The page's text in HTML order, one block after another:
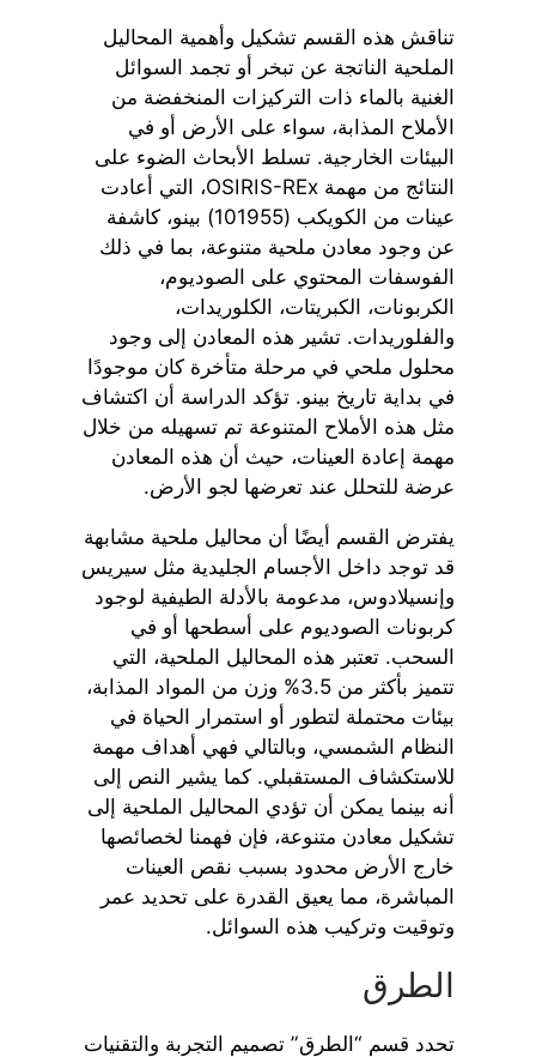
تناقش هذه القسم تشكيل وأهمية المحاليل
الملحية الناتجة عن تبخر أو تجمد السوائل
الغنية بالماء ذات التركيزات المنخفضة من
الأملاح المذابة، سواء على الأرض أو في
البيئات الخارجية. تسلط الأبحاث الضوء على
النتائج من مهمة OSIRIS-REx، التي أعادت
عينات من الكويكب (101955) بينو، كاشفة
عن وجود معادن ملحية متنوعة، بما في ذلك
الفوسفات المحتوي على الصوديوم،
الكربونات، الكبريتات، الكلوريدات،
والفلوريدات. تشير هذه المعادن إلى وجود
محلول ملحي في مرحلة متأخرة كان موجودًا
في بداية تاريخ بينو. تؤكد الدراسة أن اكتشاف
مثل هذه الأملاح المتنوعة تم تسهيله من خلال
مهمة إعادة العينات، حيث أن هذه المعادن
عرضة للتحلل عند تعرضها لجو الأرض.
يفترض القسم أيضًا أن محاليل ملحية مشابهة
قد توجد داخل الأجسام الجليدية مثل سيريس
وإنسيلادوس، مدعومة بالأدلة الطيفية لوجود
كربونات الصوديوم على أسطحها أو في
السحب. تعتبر هذه المحاليل الملحية، التي
تتميز بأكثر من 3.5% وزن من المواد المذابة،
بيئات محتملة لتطور أو استمرار الحياة في
النظام الشمسي، وبالتالي فهي أهداف مهمة
للاستكشاف المستقبلي. كما يشير النص إلى
أنه بينما يمكن أن تؤدي المحاليل الملحية إلى
تشكيل معادن متنوعة، فإن فهمنا لخصائصها
خارج الأرض محدود بسبب نقص العينات
المباشرة، مما يعيق القدرة على تحديد عمر
وتوقيت وتركيب هذه السوائل.
الطرق
تحدد قسم “الطرق” تصميم التجربة والتقنيات